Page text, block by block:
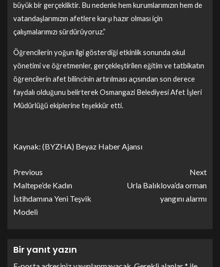
büyük bir gerçekliktir. Bu nedenle hem kurumlarımızın hem de
vatandaşlarımızın afetlere karşı hazır olması için
çalışmalarımızı sürdürüyoruz.”
Öğrencilerin yoğun ilgi gösterdiği etkinlik sonunda okul
yönetimi ve öğretmenler, gerçekleştirilen eğitim ve tatbikatın
öğrencilerin afet bilincinin artırılması açısından son derece
faydalı olduğunu belirterek Osmangazi Belediyesi Afet İşleri
Müdürlüğü ekiplerine teşekkür etti.
Kaynak: (BYZHA) Beyaz Haber Ajansı
Previous
Maltepe’de Kadın
İstihdamına Yeni Teşvik
Modeli
Next
Urla Balıklova’da orman
yangını alarmı
Bir yanıt yazın